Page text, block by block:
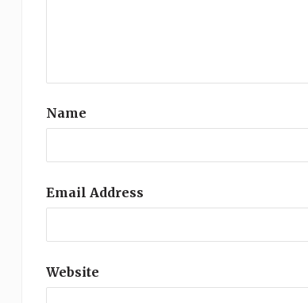
Name
Email Address
Website